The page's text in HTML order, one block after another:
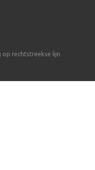
op rechtstreekse lijn